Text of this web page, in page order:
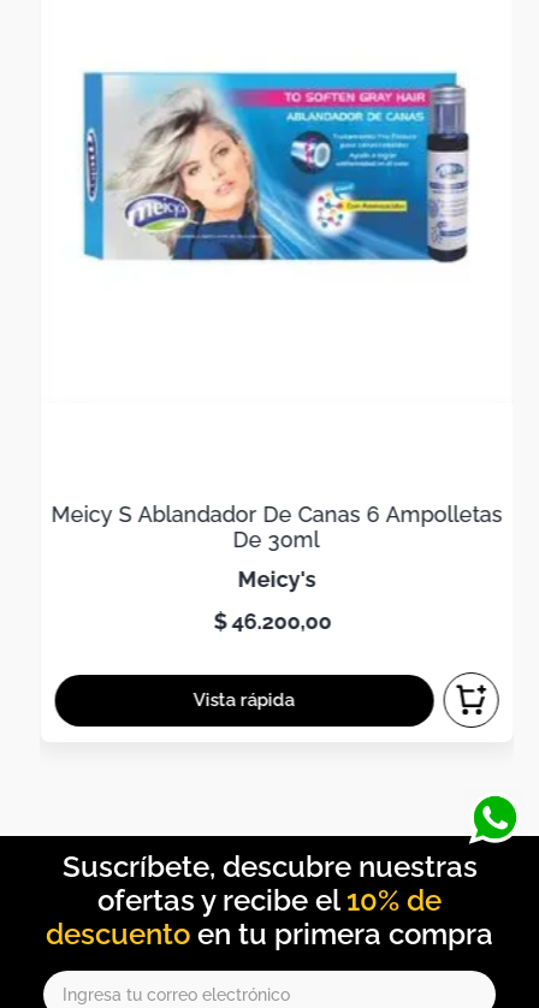
Meicy S Ablandador De Canas 6 Ampolletas
De 30ml
meicy's
$46.200,00
10% de
descuento